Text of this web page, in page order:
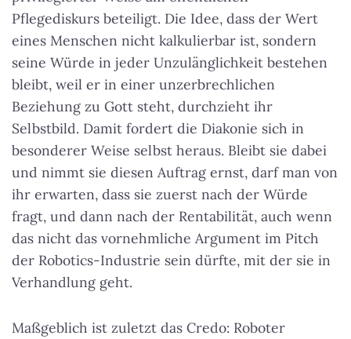
Pflegediskurs beteiligt. Die Idee, dass der Wert
eines Menschen nicht kalkulierbar ist, sondern
seine Würde in jeder Unzulänglichkeit bestehen
bleibt, weil er in einer unzerbrechlichen
Beziehung zu Gott steht, durchzieht ihr
Selbstbild. Damit fordert die Diakonie sich in
besonderer Weise selbst heraus. Bleibt sie dabei
und nimmt sie diesen Auftrag ernst, darf man von
ihr erwarten, dass sie zuerst nach der Würde
fragt, und dann nach der Rentabilität, auch wenn
das nicht das vornehmliche Argument im Pitch
der Robotics-Industrie sein dürfte, mit der sie in
Verhandlung geht.
Maßgeblich ist zuletzt das Credo: Roboter